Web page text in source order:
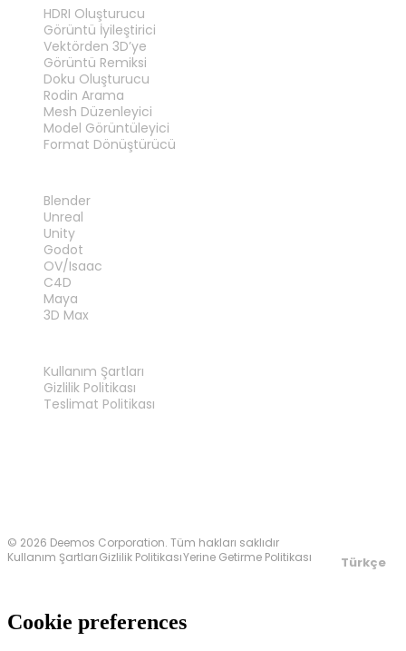
HDRI Oluşturucu
Görüntü İyileştirici
Vektörden 3D’ye
Görüntü Remiksi
Doku Oluşturucu
Rodin Arama
Mesh Düzenleyici
Model Görüntüleyici
Format Dönüştürücü
Blender
Unreal
Unity
Godot
OV/Isaac
C4D
Maya
3D Max
Kullanım Şartları
Gizlilik Politikası
Teslimat Politikası
© 2026 Deemos Corporation. Tüm hakları saklıdır
Kullanım ŞartlarıGizlilik PolitikasıYerine Getirme Politikası Türkçe
Cookie preferences